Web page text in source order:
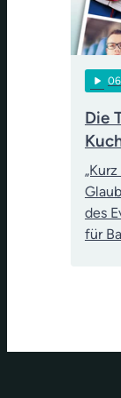
play_arrow 06
Die
des
für